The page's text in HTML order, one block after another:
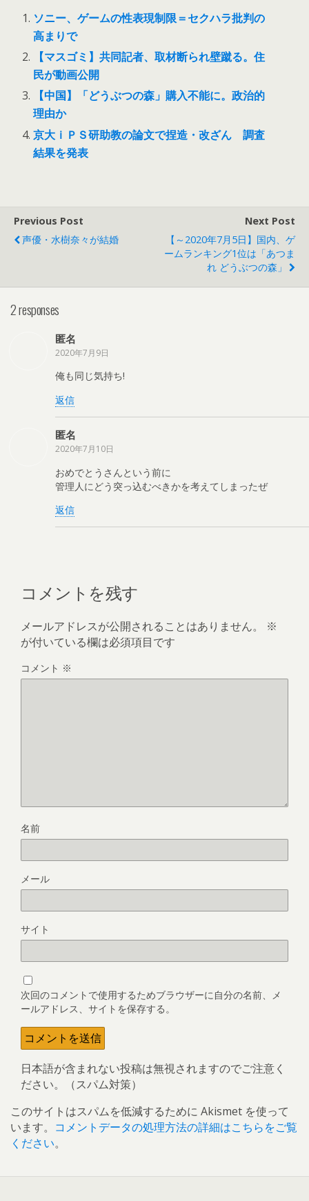
ソニー、ゲームの性表現制限＝セクハラ批判の
高まりで
【マスゴミ】共同記者、取材断られ壁蹴る。住
民が動画公開
【中国】「どうぶつの森」購入不能に。政治的
理由か
京大ｉＰＳ研助教の論文で捏造・改ざん 調査
結果を発表
Previous Post
声優・水樹奈々が結婚
Next Post
【～2020年7月5日】国内、ゲ
ームランキング1位は「あつま
れ どうぶつの森」
2 responses
匿名
2020年7月9日
俺も同じ気持ち!
返信
匿名
2020年7月10日
おめでとうさんという前に
管理人にどう突っ込むべきかを考えてしまったぜ
返信
コメントを残す
メールアドレスが公開されることはありません。
※
が付いている欄は必須項目です
コメント ※
名前
メール
サイト
次回のコメントで使用するためブラウザーに自分の名前、メ
ールアドレス、サイトを保存する。
日本語が含まれない投稿は無視されますのでご注意く
ださい。（スパム対策）
このサイトはスパムを低減するために Akismet を使って
います。 コメントデータの処理方法の詳細はこちらをご覧
ください。